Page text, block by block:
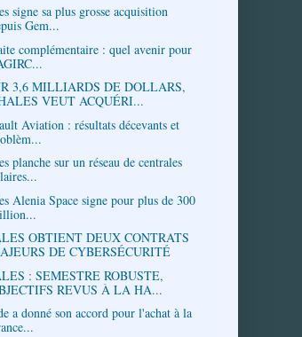
signe sa plus grosse acquisition
Gem...
complémentaire : quel avenir pour
3,6 MILLIARDS DE DOLLARS,
VEUT ACQUÉRI...
Aviation : résultats décevants et
planche sur un réseau de centrales
Alenia Space signe pour plus de 300
OBTIENT DEUX CONTRATS
DE CYBERSÉCURITÉ
: SEMESTRE ROBUSTE,
REVUS À LA HA...
a donné son accord pour l'achat à la